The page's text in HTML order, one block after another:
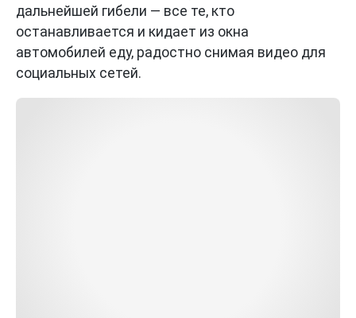
дальнейшей гибели — все те, кто
останавливается и кидает из окна
автомобилей еду, радостно снимая видео для
социальных сетей.